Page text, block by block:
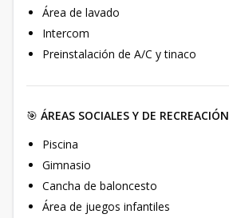
Área de lavado
Intercom
Preinstalación de A/C y tinaco
🎯 ÁREAS SOCIALES Y DE RECREACIÓN
Piscina
Gimnasio
Cancha de baloncesto
Área de juegos infantiles